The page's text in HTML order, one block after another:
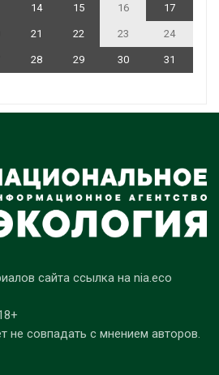
14 15 16 17
21 22 23 24
28 29 30
31
сайта ссылка на nia.eco
не совпадать с мнением авторов.